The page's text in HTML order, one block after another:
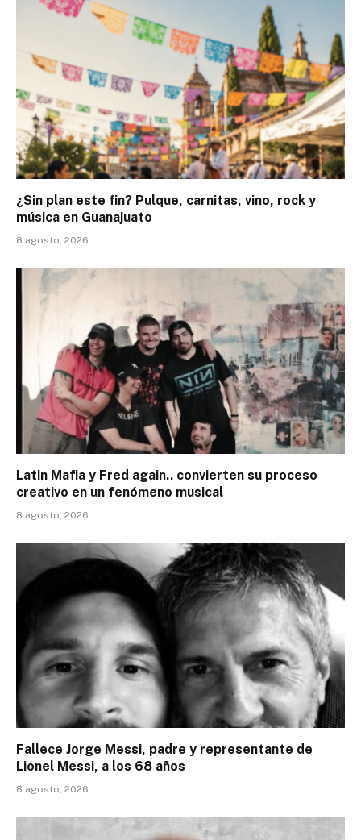
¿Sin plan este fin? Pulque, carnitas, vino, rock y
música en Guanajuato
8 agosto, 2026
Latin Mafia y Fred again.. convierten su proceso
creativo en un fenómeno musical
8 agosto, 2026
Fallece Jorge Messi, padre y representante de
Lionel Messi, a los 68 años
8 agosto, 2026